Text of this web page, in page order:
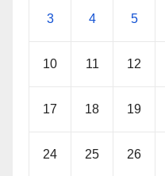
3 4 5
10 11 12
17 18 19
24 25 26